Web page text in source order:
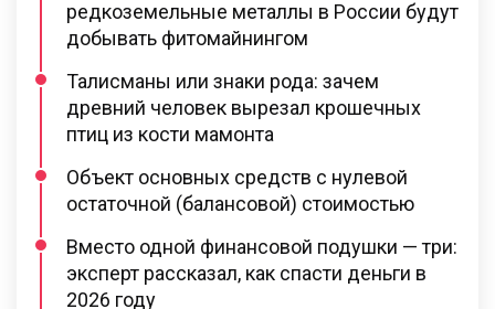
редкоземельные металлы в России будут
добывать фитомайнингом
Талисманы или знаки рода: зачем
древний человек вырезал крошечных
птиц из кости мамонта
Объект основных средств с нулевой
остаточной (балансовой) стоимостью
Вместо одной финансовой подушки — три:
эксперт рассказал, как спасти деньги в
2026 году